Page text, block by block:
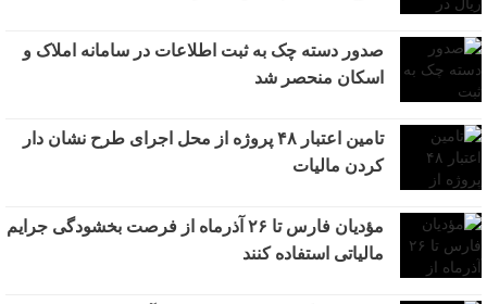
صدور دسته چک به ثبت اطلاعات در سامانه املاک و
اسکان منحصر شد
تامین اعتبار ۴۸ پروژه از محل اجرای طرح نشان دار
کردن مالیات
مؤدیان فارس تا ۲۶ آذرماه از فرصت بخشودگی جرایم
مالیاتی استفاده کنند